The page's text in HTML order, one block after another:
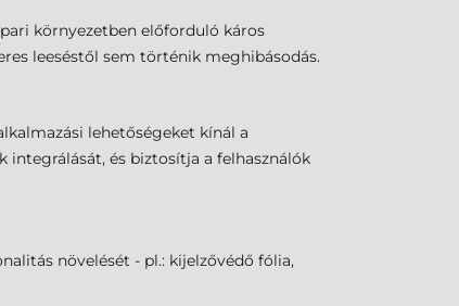
környezetben előforduló káros
leeséstől sem történik meghibásodás.
lehetőségeket kínál a
integrálását, és biztosítja a felhasználók
növelését - pl.: kijelzővédő fólia,